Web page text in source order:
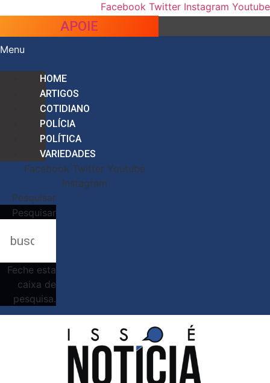
Facebook Twitter Instagram Youtube
APOIE
Menu
HOME
ARTIGOS
COTIDIANO
POLÍCIA
POLÍTICA
VARIEDADES
Facebook Twitter Youtube
Instagram
Pesquisar
Pesquisar
Feche esta
caixa de
pesquisa.